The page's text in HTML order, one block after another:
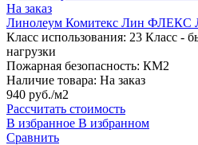
На заказ
Линолеум Комитекс Лин ФЛЕКС
Класс использования: 23 Класс -
нагрузки
Пожарная безопасность: КМ2
Наличие товара: На заказ
940 руб./м2
Рассчитать стоимость
В избранное В избранном
Сравнить